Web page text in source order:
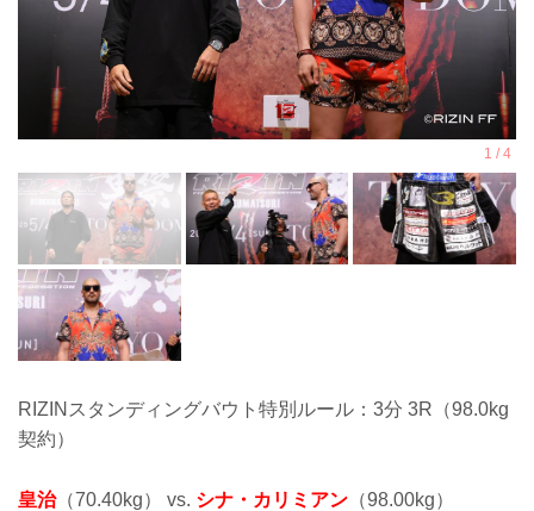
RIZINスタンディングバウト特別ルール：3分 3R（98.0kg
契約）
皇治（70.40kg） vs. シナ・カリミアン （98.00kg）